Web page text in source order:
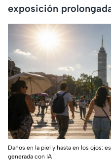
exposición
Daños en la piel y hasta en los ojos:
generada con IA